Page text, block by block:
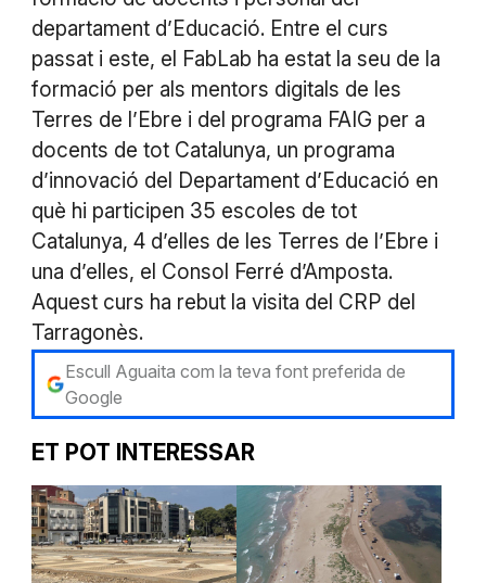
departament d’Educació. Entre el curs
passat i este, el FabLab ha estat la seu de la
formació per als mentors digitals de les
Terres de l’Ebre i del programa FAIG per a
docents de tot Catalunya, un programa
d’innovació del Departament d’Educació en
què hi participen 35 escoles de tot
Catalunya, 4 d’elles de les Terres de l’Ebre i
una d’elles, el Consol Ferré d’Amposta.
Aquest curs ha rebut la visita del CRP del
Tarragonès.
Escull Aguaita com la teva font preferida de
Google
ET POT INTERESSAR